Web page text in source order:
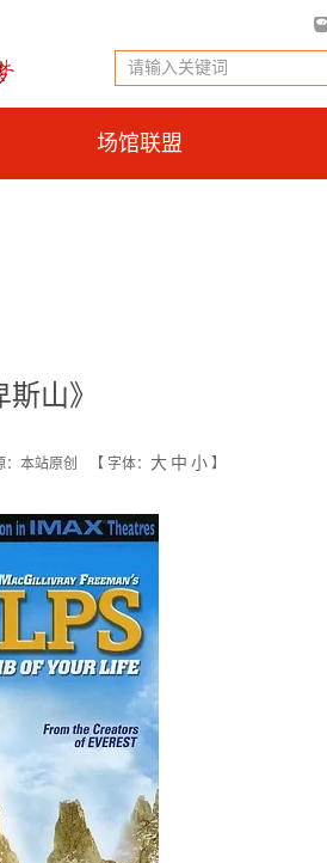
场馆联盟
斯山》
：本站原创 【 字体： 大 中 小 】